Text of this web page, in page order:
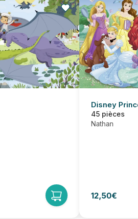
Disney
45 pièces
Nathan
12,50€